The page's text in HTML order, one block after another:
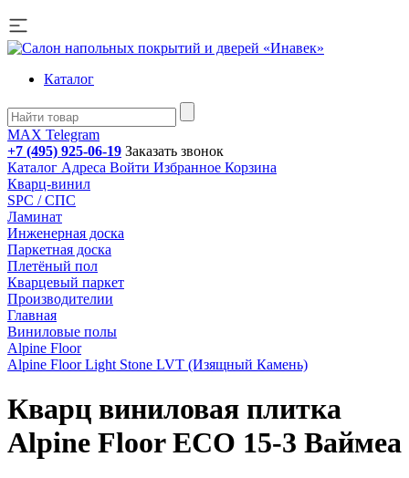
Каталог
MAX Telegram
+7 (495) 925-06-19 Заказать звонок
Каталог Адреса Войти Избранное Корзина
Кварц-винил
SPC / СПС
Ламинат
Инженерная доска
Паркетная доска
Плетёный пол
Кварцевый паркет
Производителии
Главная
Виниловые полы
Alpine Floor
Alpine Floor Light Stone LVT (Изящный Камень)
Кварц виниловая плитка
Alpine Floor ECO 15-3 Ваймеа